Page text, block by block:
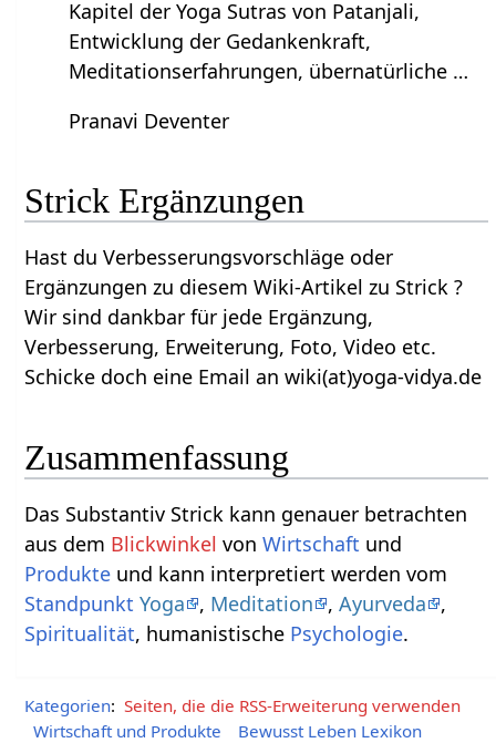
Kapitel der Yoga Sutras von Patanjali,
Entwicklung der Gedankenkraft,
Meditationserfahrungen, übernatürliche …
Pranavi Deventer
Strick‏‎ Ergänzungen
Hast du Verbesserungsvorschläge oder
Ergänzungen zu diesem Wiki-Artikel zu Strick‏‎ ?
Wir sind dankbar für jede Ergänzung,
Verbesserung, Erweiterung, Foto, Video etc.
Schicke doch eine Email an wiki(at)yoga-vidya.de
Zusammenfassung
Das Substantiv Strick‏‎ kann genauer betrachten
aus dem Blickwinkel vonWirtschaft und
Produkte und kann interpretiert werden vom
Standpunkt Yoga , Meditation ,Ayurveda
,
Spiritualität, humanistische Psychologie.
Kategorien: Seiten, die die RSS-Erweiterung verwenden
Wirtschaft und Produkte
Bewusst Leben Lexikon